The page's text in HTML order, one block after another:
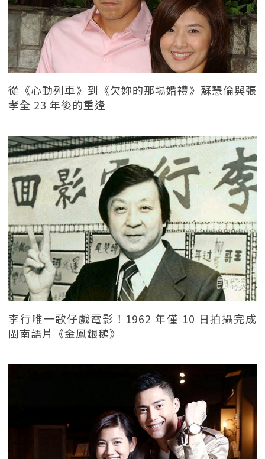
從《心動列車》到《欠妳的那場婚禮》蘇慧倫與張
孝全 23 年後的重逢
李行唯一歌仔戲電影！1962 年僅 10 日拍攝完成
閩南語片《金鳳銀鵝》